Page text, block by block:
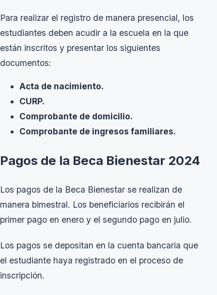
Para realizar el registro de manera presencial, los
estudiantes deben acudir a la escuela en la que
están inscritos y presentar los siguientes
documentos:
Acta de nacimiento.
CURP.
Comprobante de domicilio.
Comprobante de ingresos familiares.
Pagos de la Beca Bienestar 2024
Los pagos de la Beca Bienestar se realizan de
manera bimestral. Los beneficiarios recibirán el
primer pago en enero y el segundo pago en julio.
Los pagos se depositan en la cuenta bancaria que
el estudiante haya registrado en el proceso de
inscripción.